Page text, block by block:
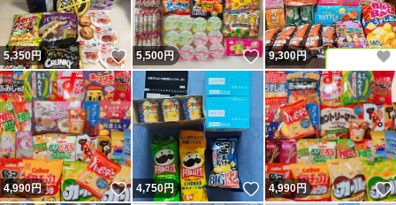
5,350円 いいね！
5,500円 いいね！
9,300円
4,990円 いいね！
4,750円 いいね！
4,990円